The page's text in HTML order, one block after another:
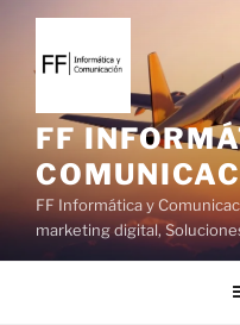
l
FF
FF Informática y
marketing digital,